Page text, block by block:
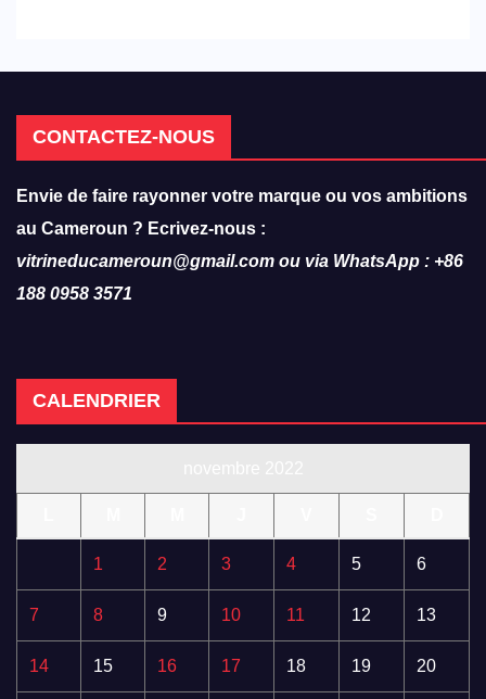
CONTACTEZ-NOUS
Envie de faire rayonner votre marque ou vos ambitions
au Cameroun ? Ecrivez-nous :
vitrineducameroun@gmail.com ou via WhatsApp : +86
188 0958 3571
CALENDRIER
1 2 3 4 5 6
7 8 9 10 11 12 13
14 15 16 17 18 19 20